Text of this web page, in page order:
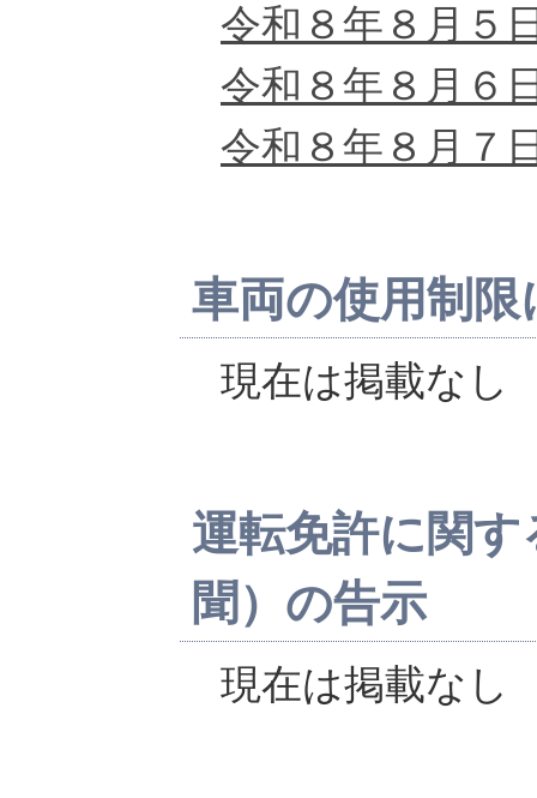
令和８年８月５
令和８年８月６
令和８年８月７
車両の使用制
現在は掲載なし
運転免許に関
聞）の告示
現在は掲載なし